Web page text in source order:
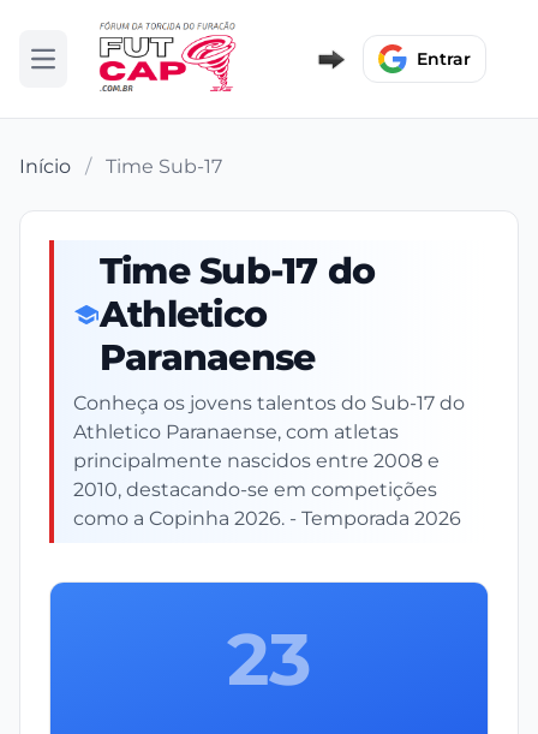
Abrir menu Entrar
Início / Time Sub-17
Time Sub-17 do
Athletico
Paranaense
Conheça os jovens talentos do Sub-17 do
Athletico Paranaense, com atletas
principalmente nascidos entre 2008 e
2010, destacando-se em competições
como a Copinha 2026. - Temporada 2026
23